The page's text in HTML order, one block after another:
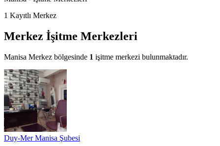
1 Kayıtlı Merkez
Merkez İşitme Merkezleri
Manisa Merkez bölgesinde 1 işitme merkezi bulunmaktadır.
Duy-Mer Manisa Şubesi